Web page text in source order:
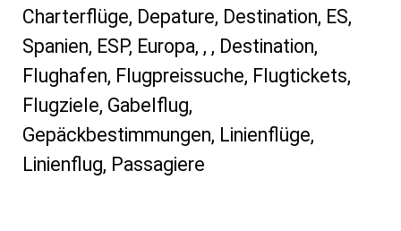
Charterflüge, Depature, Destination, ES,
Spanien, ESP, Europa, , , Destination,
Flughafen, Flugpreissuche, Flugtickets,
Flugziele, Gabelflug,
Gepäckbestimmungen, Linienflüge,
Linienflug, Passagiere